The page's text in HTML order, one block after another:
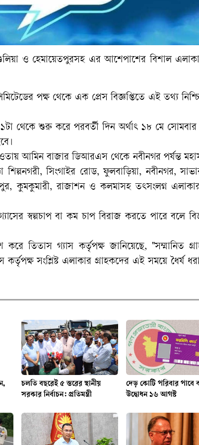
ও হেমায়েতপুরসহ এর আশেপাশের বিশাল
পক্ষ থেকে এক প্রেস বিজ্ঞপ্তিতে এই তথ্য
থেকে শুরু করে পরবর্তী দিন অর্থাৎ ১৮ মে
আমিন বাজার ডিআরএস থেকে নবীনগর পর্যন্ত
সিংগাইর রোড, ফুলবাড়িয়া, নবীনগর,
কুমকুমারী, রাজাশন ও কলমাসহ তৎসংলগ্ন
স্বল্পচাপ বা কম চাপ বিরাজ করতে পারে বলে
তিতাস গ্যাস কর্তৃপক্ষ জানিয়েছে, "সম্মানিত
সংশ্লিষ্ট এলাকার গ্রাহকদের এই সময়ে ধৈর্য
চলতি বছরেই ৫ স্তরের স্থানীয়
সরকার নির্বাচন: প্রতিমন্ত্রী
দেড় কোটি পরিবার পাবে
উদ্বোধন ১৬ আগস্ট